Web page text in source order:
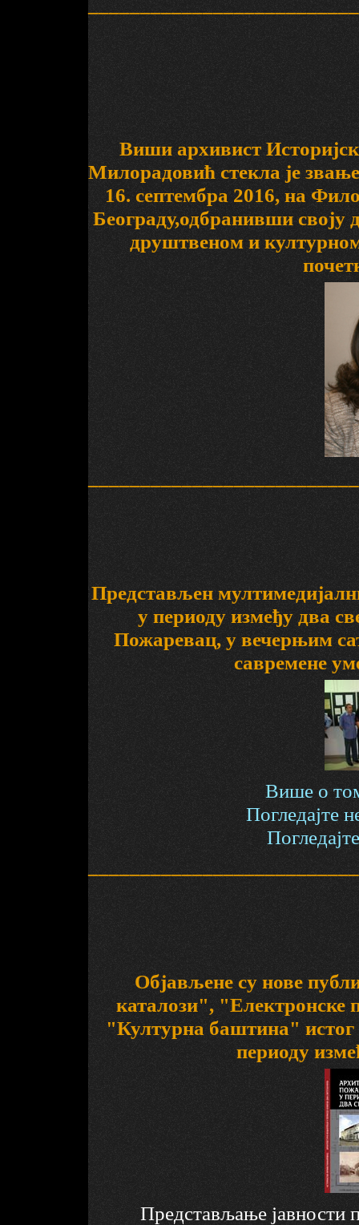
Виши архивист
Милорадовић стекла је
16. септембра 2016, на
Београду,одбранивши своју
друштвеном и
Представљен
у периоду између два
Пожаревац, у вечерњим
савремене
Више о
Погледајте
Објављенe су нове
каталози", "Електронске
"Културна баштина"
периоду
Представљање јавности